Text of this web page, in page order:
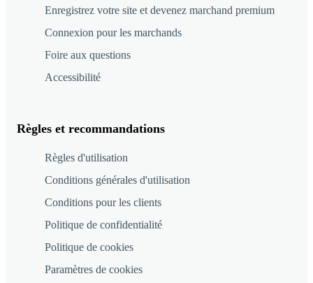
Enregistrez votre site et devenez marchand premium
Connexion pour les marchands
Foire aux questions
Accessibilité
Règles et recommandations
Règles d'utilisation
Conditions générales d'utilisation
Conditions pour les clients
Politique de confidentialité
Politique de cookies
Paramètres de cookies